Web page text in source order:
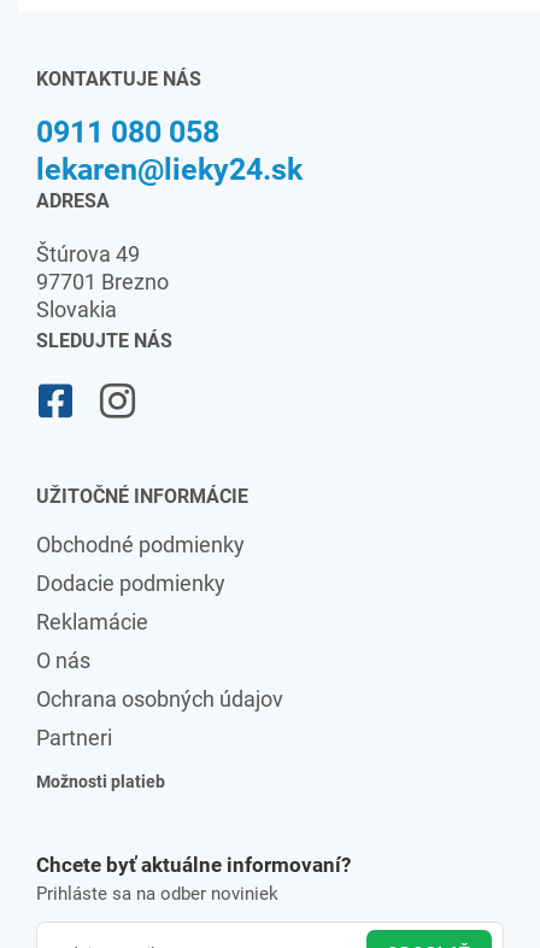
KONTAKTUJE NÁS
0911 080 058
lekaren@lieky24.sk
ADRESA
Štúrova 49
97701 Brezno
Slovakia
SLEDUJTE NÁS
UŽITOČNÉ INFORMÁCIE
Obchodné podmienky
Dodacie podmienky
Reklamácie
O nás
Ochrana osobných údajov
Partneri
Možnosti platieb
Chcete byť aktuálne informovaní?
Prihláste sa na odber noviniek